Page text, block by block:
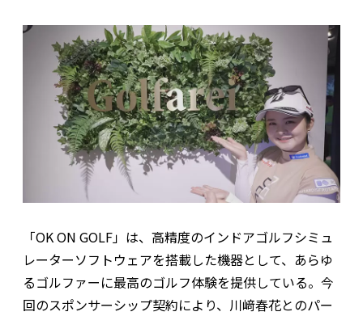
「OK ON GOLF」は、高精度のインドアゴルフシミュ
レーターソフトウェアを搭載した機器として、あらゆ
るゴルファーに最高のゴルフ体験を提供している。今
回のスポンサーシップ契約により、川﨑春花とのパー